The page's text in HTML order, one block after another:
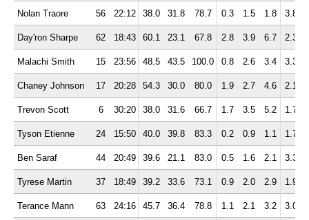
Nolan Traore 56 22:12 38.0 31.8 78.7 0.3 1.5 1.8 3.8
Day'ron Sharpe 62 18:43 60.1 23.1 67.8 2.8 3.9 6.7 2.3
Malachi Smith 15 23:56 48.5 43.5 100.0 0.8 2.6 3.4 3.3
Chaney Johnson 17 20:28 54.3 30.0 80.0 1.9 2.7 4.6 2.1
Trevon Scott 6 30:20 38.0 31.6 66.7 1.7 3.5 5.2 1.7
Tyson Etienne 24 15:50 40.0 39.8 83.3 0.2 0.9 1.1 1.7
Ben Saraf 44 20:49 39.6 21.1 83.0 0.5 1.6 2.1 3.3
Tyrese Martin 37 18:49 39.2 33.6 73.1 0.9 2.0 2.9 1.9
Terance Mann 63 24:16 45.7 36.4 78.8 1.1 2.1 3.2 3.0